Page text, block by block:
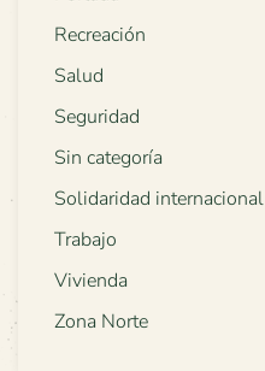
Recreación
Salud
Seguridad
Sin categoría
Solidaridad internacional
Trabajo
Vivienda
Zona Norte